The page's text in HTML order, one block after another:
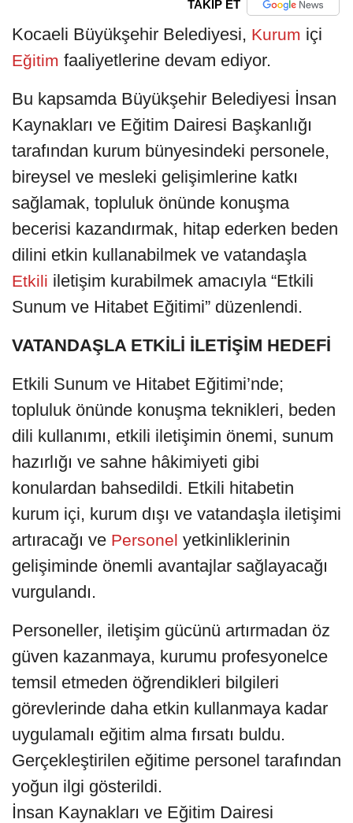
TAKİP ET
Kocaeli Büyükşehir Belediyesi, Kurum içi
Eğitim faaliyetlerine devam ediyor.
Bu kapsamda Büyükşehir Belediyesi İnsan
Kaynakları ve Eğitim Dairesi Başkanlığı
tarafından kurum bünyesindeki personele,
bireysel ve mesleki gelişimlerine katkı
sağlamak, topluluk önünde konuşma
becerisi kazandırmak, hitap ederken beden
dilini etkin kullanabilmek ve vatandaşla
Etkili iletişim kurabilmek amacıyla “Etkili
Sunum ve Hitabet Eğitimi” düzenlendi.
VATANDAŞLA ETKİLİ İLETİŞİM HEDEFİ
Etkili Sunum ve Hitabet Eğitimi’nde;
topluluk önünde konuşma teknikleri, beden
dili kullanımı, etkili iletişimin önemi, sunum
hazırlığı ve sahne hâkimiyeti gibi
konulardan bahsedildi. Etkili hitabetin
kurum içi, kurum dışı ve vatandaşla iletişimi
artıracağı ve Personel yetkinliklerinin
gelişiminde önemli avantajlar sağlayacağı
vurgulandı.
Personeller, iletişim gücünü artırmadan öz
güven kazanmaya, kurumu profesyonelce
temsil etmeden öğrendikleri bilgileri
görevlerinde daha etkin kullanmaya kadar
uygulamalı eğitim alma fırsatı buldu.
Gerçekleştirilen eğitime personel tarafından
yoğun ilgi gösterildi.
İnsan Kaynakları ve Eğitim Dairesi